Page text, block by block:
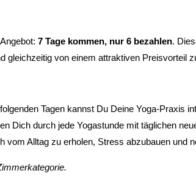
7 Tage kommen, nur 6 bezahlen.
gleichzeitig von einem attraktiven Preisvorteil
Tagen kannst Du Deine Yoga-Praxis
Dich durch jede Yogastunde mit täglichen
vom Alltag zu erholen, Stress abzubauen und